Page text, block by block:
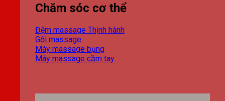
Chăm sóc cơ thể
Đệm massage
Gối massage
Máy massage bụng
Máy massage cầm tay